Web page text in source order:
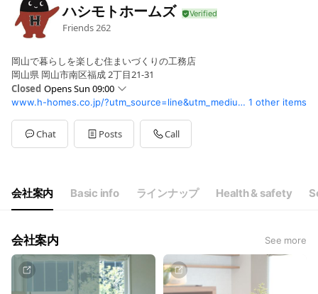
ハシモトホームズ
Friends262
岡山で暮らしを楽しむ住まいづくりの工務店
岡山県 岡山市南区福成 2丁目21-31
Closed Opens Sun 09:00
Mon09:00 - 18:00
Tue09:00 - 18:00
09:00 - 18:00
Sat09:00 - 18:00
Thu Closed
定休日：水曜日/第2.3木曜日/第1日曜日
www.h-homes.co.jp/?utm_source=line&utm_medium=profile&utm_campaign=20220305 1 other items
Chat Posts Call
会社案内 Basic info ラインナップ Health & safety
会社案内 See more